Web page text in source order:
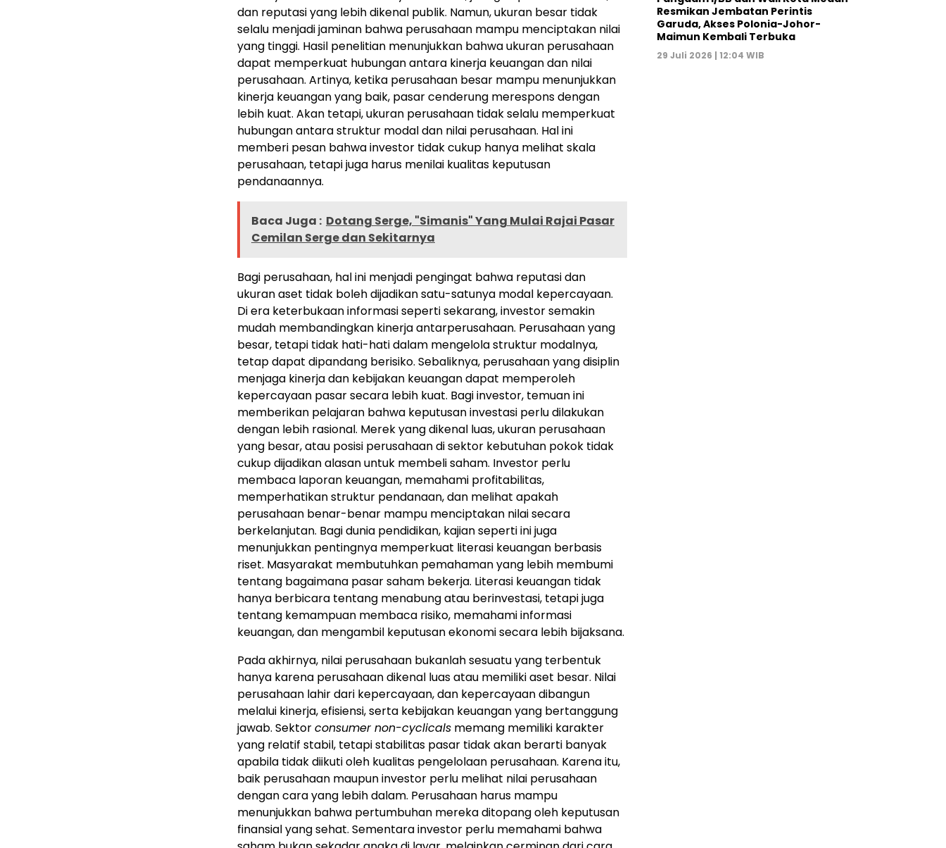
dan reputasi yang lebih dikenal publik. Namun, ukuran besar tidak
selalu menjadi jaminan bahwa perusahaan mampu menciptakan nilai
yang tinggi. Hasil penelitian menunjukkan bahwa ukuran perusahaan
dapat memperkuat hubungan antara kinerja keuangan dan nilai
perusahaan. Artinya, ketika perusahaan besar mampu menunjukkan
kinerja keuangan yang baik, pasar cenderung merespons dengan
lebih kuat. Akan tetapi, ukuran perusahaan tidak selalu memperkuat
hubungan antara struktur modal dan nilai perusahaan. Hal ini
memberi pesan bahwa investor tidak cukup hanya melihat skala
perusahaan, tetapi juga harus menilai kualitas keputusan
pendanaannya.
Baca Juga : Dotang Serge, "Simanis" Yang Mulai Rajai Pasar
Cemilan Serge dan Sekitarnya
Bagi perusahaan, hal ini menjadi pengingat bahwa reputasi dan
ukuran aset tidak boleh dijadikan satu-satunya modal kepercayaan.
Di era keterbukaan informasi seperti sekarang, investor semakin
mudah membandingkan kinerja antarperusahaan. Perusahaan yang
besar, tetapi tidak hati-hati dalam mengelola struktur modalnya,
tetap dapat dipandang berisiko. Sebaliknya, perusahaan yang disiplin
menjaga kinerja dan kebijakan keuangan dapat memperoleh
kepercayaan pasar secara lebih kuat. Bagi investor, temuan ini
memberikan pelajaran bahwa keputusan investasi perlu dilakukan
dengan lebih rasional. Merek yang dikenal luas, ukuran perusahaan
yang besar, atau posisi perusahaan di sektor kebutuhan pokok tidak
cukup dijadikan alasan untuk membeli saham. Investor perlu
membaca laporan keuangan, memahami profitabilitas,
memperhatikan struktur pendanaan, dan melihat apakah
perusahaan benar-benar mampu menciptakan nilai secara
berkelanjutan. Bagi dunia pendidikan, kajian seperti ini juga
menunjukkan pentingnya memperkuat literasi keuangan berbasis
riset. Masyarakat membutuhkan pemahaman yang lebih membumi
tentang bagaimana pasar saham bekerja. Literasi keuangan tidak
hanya berbicara tentang menabung atau berinvestasi, tetapi juga
tentang kemampuan membaca risiko, memahami informasi
keuangan, dan mengambil keputusan ekonomi secara lebih bijaksana.
Pada akhirnya, nilai perusahaan bukanlah sesuatu yang terbentuk
hanya karena perusahaan dikenal luas atau memiliki aset besar. Nilai
perusahaan lahir dari kepercayaan, dan kepercayaan dibangun
melalui kinerja, efisiensi, serta kebijakan keuangan yang bertanggung
jawab. Sektorconsumer non-cyclicals memang memiliki karakter
yang relatif stabil, tetapi stabilitas pasar tidak akan berarti banyak
apabila tidak diikuti oleh kualitas pengelolaan perusahaan. Karena itu,
baik perusahaan maupun investor perlu melihat nilai perusahaan
dengan cara yang lebih dalam. Perusahaan harus mampu
menunjukkan bahwa pertumbuhan mereka ditopang oleh keputusan
finansial yang sehat. Sementara investor perlu memahami bahwa
Resmikan Jembatan Perintis
Garuda, Akses Polonia-Johor-
Maimun Kembali Terbuka
29 Juli 2026 | 12:04 WIB